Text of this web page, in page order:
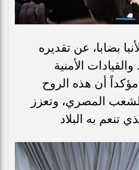
بضابا، عن تقديره
الأمنية
مؤكداً أن هذه الروح
المصري، وتعزز
تنعم به البلاد